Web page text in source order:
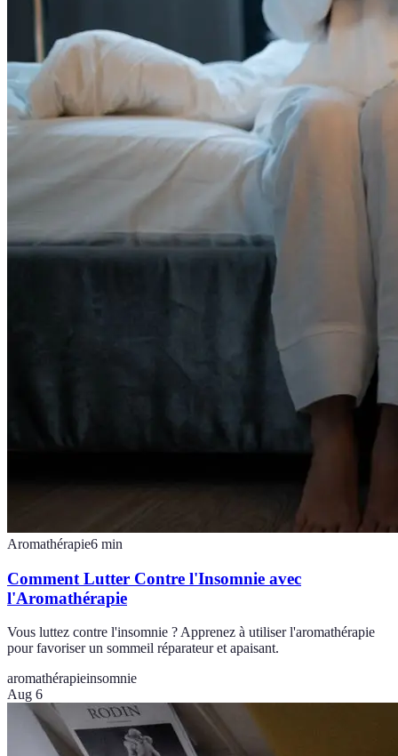
Aromathérapie6 min
Comment Lutter Contre l'Insomnie avec
l'Aromathérapie
Vous luttez contre l'insomnie ? Apprenez à utiliser l'aromathérapie
pour favoriser un sommeil réparateur et apaisant.
aromathérapieinsomnie
Aug 6